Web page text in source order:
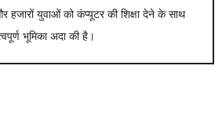
युवाओं को कंप्यूटर की शिक्षा देने के साथ
भूमिका अदा की है।